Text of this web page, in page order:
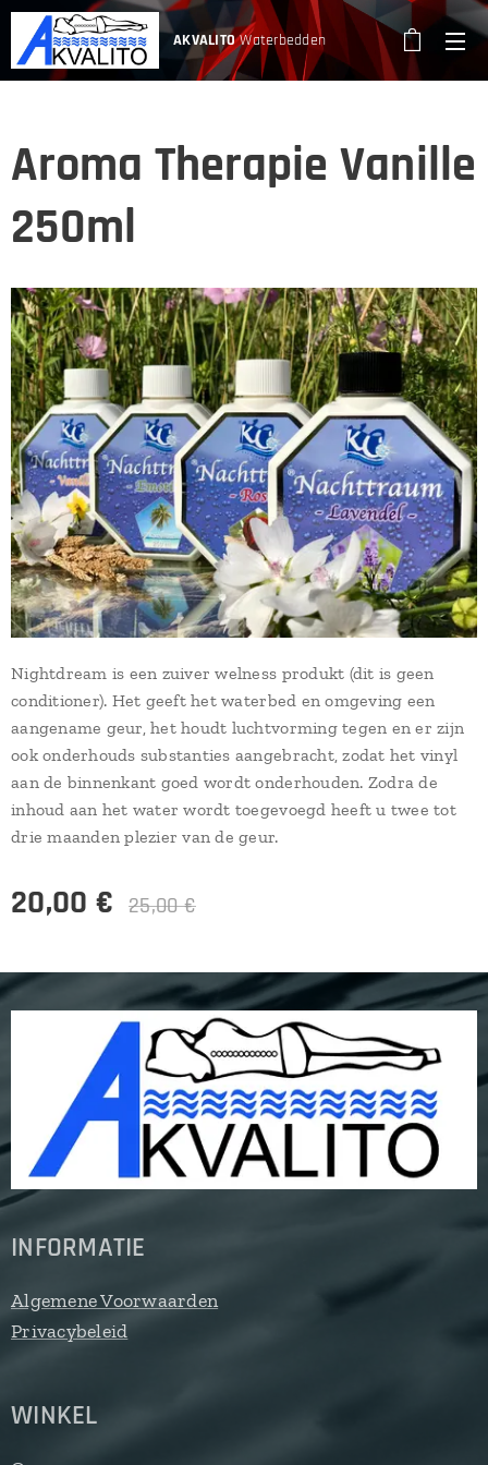
AKVALITOWaterbedden
Aroma Therapie Vanille
250ml
Nightdream is een zuiver welness produkt (dit is geen
conditioner). Het geeft het waterbed en omgeving een
aangename geur, het houdt luchtvorming tegen en er zijn
ook onderhouds substanties aangebracht, zodat het vinyl
aan de binnenkant goed wordt onderhouden. Zodra de
inhoud aan het water wordt toegevoegd heeft u twee tot
drie maanden plezier van de geur.
20,00 € 25,00€
INFORMATIE
Algemene Voorwaarden
Privacybeleid
WINKEL